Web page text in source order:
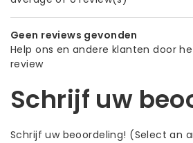
Geen reviews gevonden
Help ons en andere klanten door
review
Schrijf uw
Schrijf uw beoordeling! (Select an